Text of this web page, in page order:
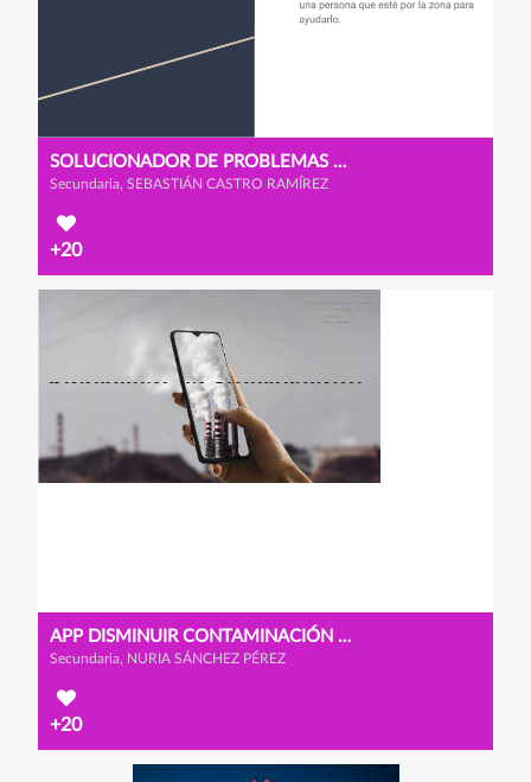
SOLUCIONADOR DE PROBLEMAS COVID
Secundaria, SEBASTIÁN CASTRO RAMÍREZ
+20
APP DISMINUIR CONTAMINACIÓN COVID
Secundaria, NURIA SÁNCHEZ PÉREZ
+20